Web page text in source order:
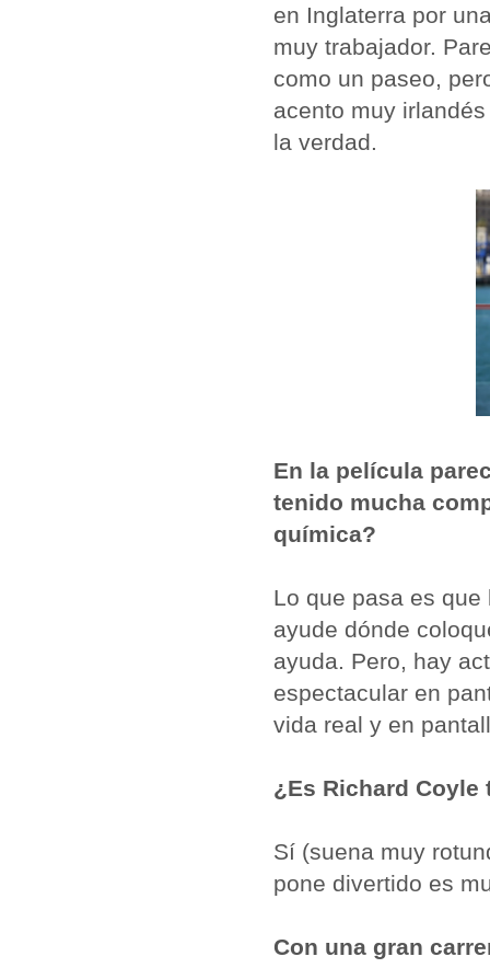
en Inglaterra por
muy trabajador.
como un paseo,
acento muy
la verdad.
En la película
tenido mucha
química?
Lo que pasa es
ayude dónde
ayuda. Pero, hay
espectacular en
vida real y en
¿Es Richard
Sí (suena muy
pone divertido es
Con una gran